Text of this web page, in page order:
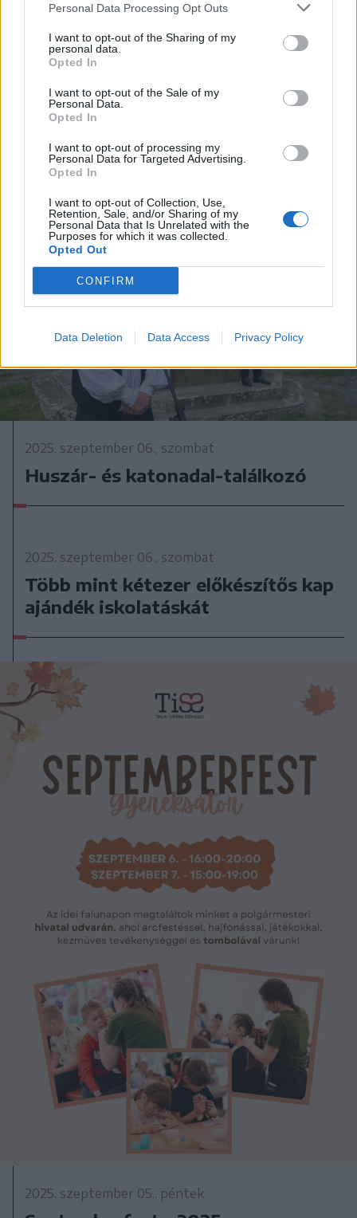
Personal Data Processing Opt Outs
I want to opt-out of the Sharing of my
personal data.
Opted In
I want to opt-out of the Sale of my
Personal Data.
Opted In
I want to opt-out of processing my
Personal Data for Targeted Advertising.
Opted In
I want to opt-out of Collection, Use,
Retention, Sale, and/or Sharing of my
Personal Data that Is Unrelated with the
Purposes for which it was collected.
Opted Out
CONFIRM
Data Deletion Data Access Privacy Policy
2025. szeptember 08., hétfő
Septemberfest puliszkával,
főzőversennyel
2025. szeptember 06., szombat
Huszár- és katonadal-találkozó
2025. szeptember 06., szombat
Több mint kétezer előkészítős kap
ajándék iskolatáskát
2025. szeptember 05., péntek